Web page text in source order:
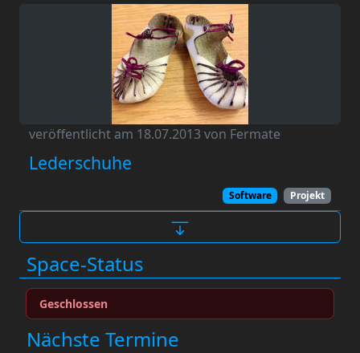
veröffentlicht am 18.07.2013 von Fermate
Lederschuhe
Software Projekt
Space-Status
Geschlossen
Nächste Termine